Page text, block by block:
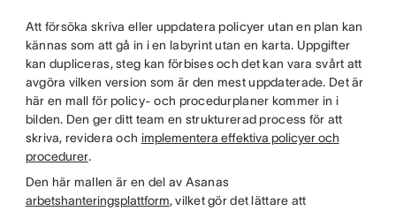
Att försöka skriva eller uppdatera policyer utan en plan kan
kännas som att gå in i en labyrint utan en karta. Uppgifter
kan dupliceras, steg kan förbises och det kan vara svårt att
avgöra vilken version som är den mest uppdaterade. Det är
här en mall för policy- och procedurplaner kommer in i
bilden. Den ger ditt team en strukturerad process för att
skriva, revidera och implementera effektiva policyer och
procedurer.
Den här mallen är en del av Asanas
arbetshanteringsplattform, vilket gör det lättare att